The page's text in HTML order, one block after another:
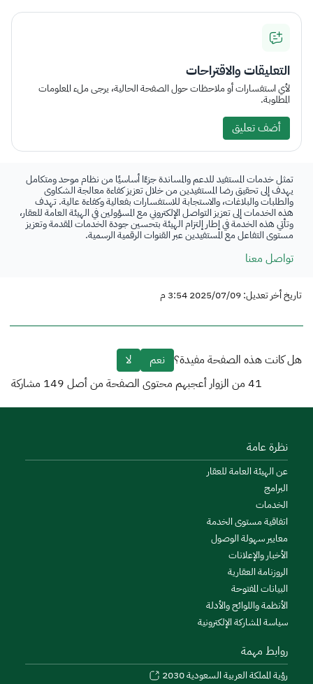
التعليقات والاقتراحات
لأي استفسارات أو ملاحظات حول الصفحة الحالية، يرجى ملء المعلومات
المطلوبة.
أضف تعليق
تمثل خدمات المستفيد للدعم والمساندة جزءًا أساسيًا من نظام موحد ومتكامل
يهدف إلى تحقيق رضا المستفيدين من خلال تعزيز كفاءة معالجة الشكاوى
والطلبات والبلاغات، والاستجابة للاستفسارات بفعالية وكفاءة عالية. تهدف
هذه الخدمات إلى تعزيز التواصل الإلكتروني مع المسؤولين في الهيئة العامة للعقار،
وتأتي هذه الخدمة في إطار إلتزام الهيئة بتحسين جودة الخدمات المقدمة وتعزيز
مستوى التفاعل مع المستفيدين عبر القنوات الرقمية الرسمية.
تواصل معنا
تاريخ أخر تعديل: 2025/07/09 3:54 م
هل كانت هذه الصفحة مفيدة؟ نعم
لا
41 من الزوار أعجبهم محتوى الصفحة من أصل 149 مشاركة
نظرة عامة
عن الهيئة العامة للعقار
البرامج
الخدمات
اتفاقية مستوى الخدمة
معايير سهولة الوصول
الأخبار والإعلانات
الروزنامة العقارية
البيانات المفتوحة
الأنظمة واللوائح والأدلة
سياسة المشاركة الإلكترونية
روابط مهمة
رؤية المملكة العربية السعودية 2030